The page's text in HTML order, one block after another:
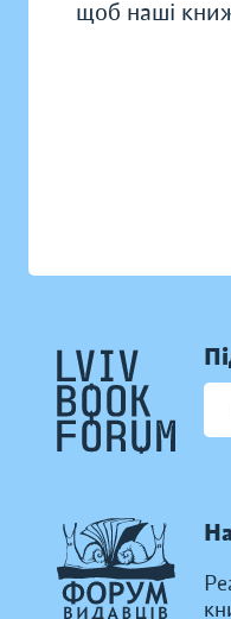
щоб наші